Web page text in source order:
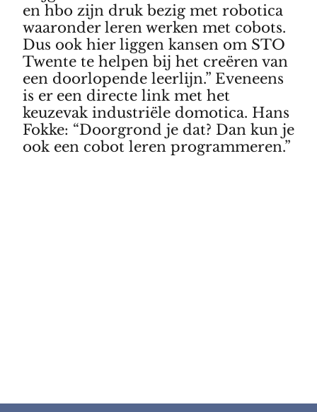
en hbo zijn druk bezig met robotica
waaronder leren werken met cobots.
Dus ook hier liggen kansen om STO
Twente te helpen bij het creëren van
een doorlopende leerlijn.” Eveneens
is er een directe link met het
keuzevak industriële domotica. Hans
Fokke: “Doorgrond je dat? Dan kun je
ook een cobot leren programmeren.”